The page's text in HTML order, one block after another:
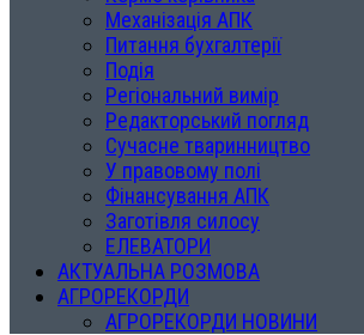
Механізація АПК
Питання бухгалтерії
Подія
Регіональний вимір
Редакторський погляд
Сучасне тваринництво
У правовому полі
Фінансування АПК
Заготівля силосу
ЕЛЕВАТОРИ
АКТУАЛЬНА РОЗМОВА
АГРОРЕКОРДИ
АГРОРЕКОРДИ НОВИНИ